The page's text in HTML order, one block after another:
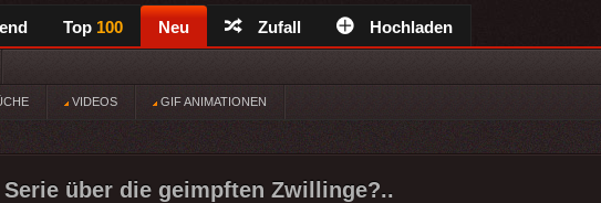
Top 100 Neu Zufall Hochladen
VIDEOS GIF ANIMATIONEN
über die geimpften Zwillinge?..